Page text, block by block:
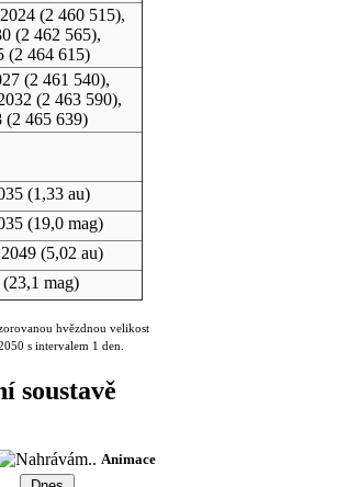
(2 460 515),
(2 462 565),
(2 464 615)
(2 461 540),
(2 463 590),
(2 465 639)
(1,33 au)
(19,0 mag)
(5,02 au)
mag)
hvězdnou velikost
s intervalem 1 den.
soustavě
Animace